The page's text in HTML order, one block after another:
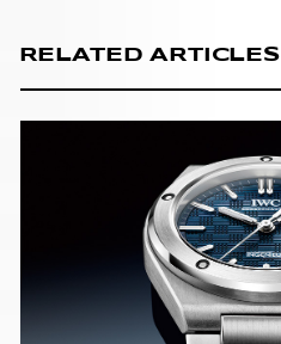
RELATED ARTICLES